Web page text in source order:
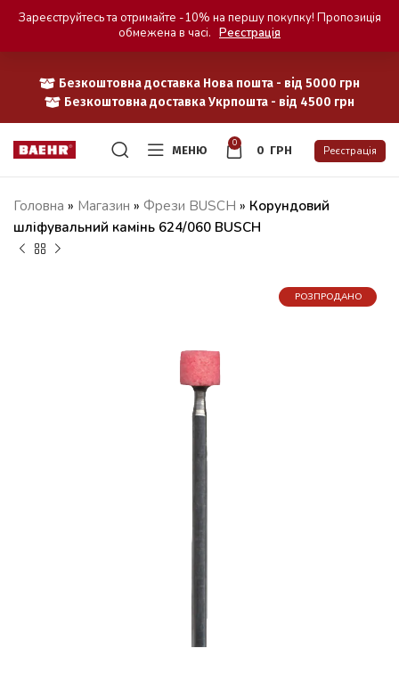
Безкоштовна доставка Нова пошта - від 5000 грн
Безкоштовна доставка Укрпошта - від 4500 грн
МЕНЮ
0
0 ГРН Реєстрація
Головна » Магазин » Фрези BUSCH » Корундовий
шліфувальний камінь 624/060 BUSCH
РОЗПРОДАНО
Зареєструйтесь та отримайте -10% на першу покупку! Пропозиція
обмежена в часі. Реєстрація